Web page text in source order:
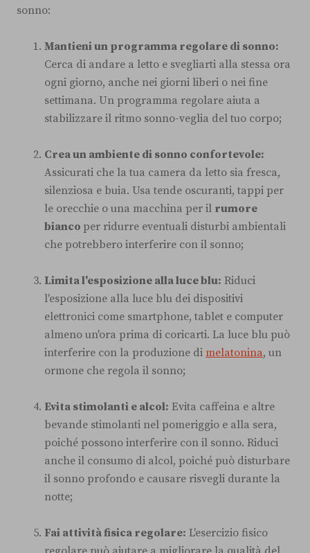
sonno:
Mantieni un programma regolare di sonno:
Cerca di andare a letto e svegliarti alla stessa ora
ogni giorno, anche nei giorni liberi o nei fine
settimana. Un programma regolare aiuta a
stabilizzare il ritmo sonno-veglia del tuo corpo;
Crea un ambiente di sonno confortevole:
Assicurati che la tua camera da letto sia fresca,
silenziosa e buia. Usa tende oscuranti, tappi per
le orecchie o una macchina per il rumore
bianco per ridurre eventuali disturbi ambientali
che potrebbero interferire con il sonno;
Limita l'esposizione alla luce blu: Riduci
l'esposizione alla luce blu dei dispositivi
elettronici come smartphone, tablet e computer
almeno un'ora prima di coricarti. La luce blu può
interferire con la produzione di melatonina, un
ormone che regola il sonno;
Evita stimolanti e alcol: Evita caffeina e altre
bevande stimolanti nel pomeriggio e alla sera,
poiché possono interferire con il sonno. Riduci
anche il consumo di alcol, poiché può disturbare
il sonno profondo e causare risvegli durante la
notte;
Fai attività fisica regolare: L'esercizio fisico